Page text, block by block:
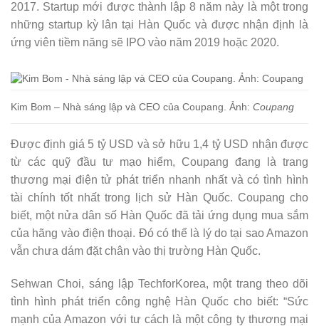
2017. Startup mới được thành lập 8 năm này là một trong
những startup kỳ lân tại Hàn Quốc và được nhận định là
ứng viên tiềm năng sẽ IPO vào năm 2019 hoặc 2020.
Kim Bom – Nhà sáng lập và CEO của Coupang. Ảnh: Coupang
Được định giá 5 tỷ USD và sở hữu 1,4 tỷ USD nhận được
từ các quỹ đầu tư mạo hiểm, Coupang đang là trang
thương mại điện tử phát triển nhanh nhất và có tình hình
tài chính tốt nhất trong lịch sử Hàn Quốc. Coupang cho
biết, một nửa dân số Hàn Quốc đã tải ứng dụng mua sắm
của hãng vào điện thoại. Đó có thể là lý do tại sao Amazon
vẫn chưa dám đặt chân vào thị trường Hàn Quốc.
Sehwan Choi, sáng lập TechforKorea, một trang theo dõi
tình hình phát triển công nghệ Hàn Quốc cho biết: “Sức
mạnh của Amazon với tư cách là một công ty thương mại